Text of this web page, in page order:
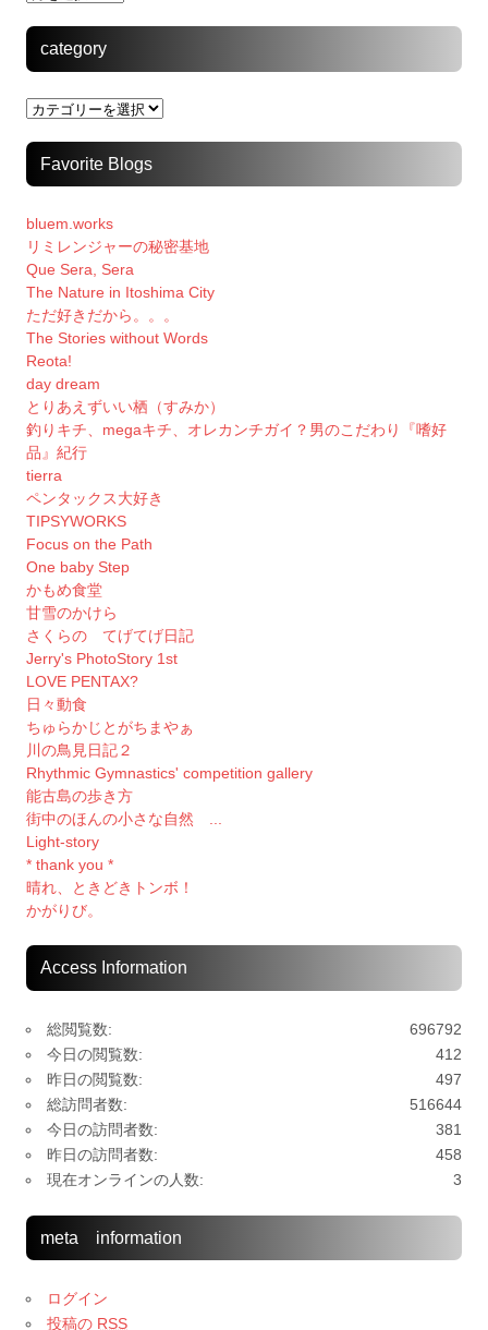
category
category
Favorite Blogs
bluem.works
リミレンジャーの秘密基地
Que Sera, Sera
The Nature in Itoshima City
ただ好きだから。。。
The Stories without Words
Reota!
day dream
とりあえずいい栖（すみか）
釣りキチ、megaキチ、オレカンチガイ？男のこだわり『嗜好
品』紀行
tierra
ペンタックス大好き
TIPSYWORKS
Focus on the Path
One baby Step
かもめ食堂
甘雪のかけら
さくらの てげてげ日記
Jerry's PhotoStory 1st
LOVE PENTAX?
日々動食
ちゅらかじとがちまやぁ
川の鳥見日記２
Rhythmic Gymnastics' competition gallery
能古島の歩き方
街中のほんの小さな自然 ...
Light-story
* thank you *
晴れ、ときどきトンボ！
かがりび。
Access Information
696792
総閲覧数:
412
今日の閲覧数:
497
昨日の閲覧数:
516644
総訪問者数:
381
今日の訪問者数:
458
昨日の訪問者数:
3
現在オンラインの人数:
meta information
ログイン
投稿の RSS